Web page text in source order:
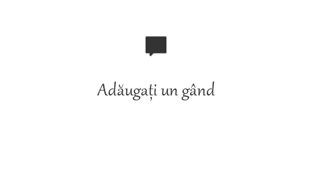
Adăugați un gând